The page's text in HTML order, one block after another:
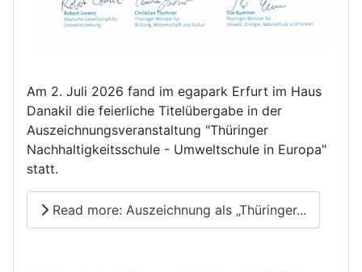
Am 2. Juli 2026 fand im egapark Erfurt im Haus
Danakil die feierliche Titelübergabe in der
Auszeichnungsveranstaltung "Thüringer
Nachhaltigkeitsschule - Umweltschule in Europa"
statt.
Read more: Auszeichnung als „Thüringer...